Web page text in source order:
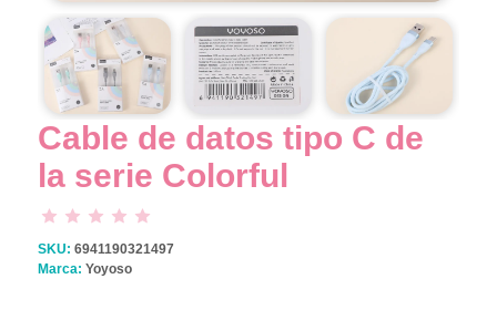
Cable de datos tipo C de
la serie Colorful
SKU: 6941190321497
Marca: Yoyoso